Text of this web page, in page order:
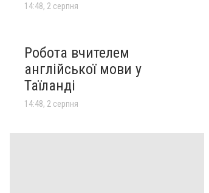
14:48, 2 серпня
Робота вчителем
англійської мови у
Таїланді
14:48, 2 серпня